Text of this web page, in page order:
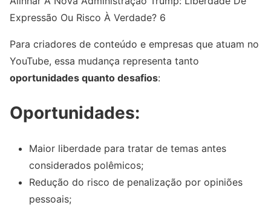
Expressão Ou Risco À Verdade? 6
Para criadores de conteúdo e empresas que atuam no
YouTube, essa mudança representa tanto
oportunidades quanto desafios:
Oportunidades:
Maior liberdade para tratar de temas antes
considerados polêmicos;
Redução do risco de penalização por opiniões
pessoais;